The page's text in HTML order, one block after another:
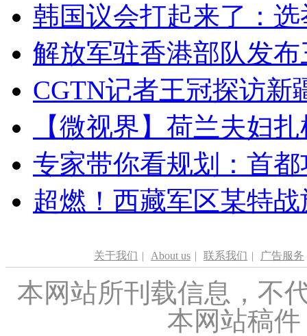
韩国议会打起来了：
解放军驻香港部队发
CGTN记者王冠探访新
【微视界】荷兰夫妇
专家带你看规划：首
超燃！西藏军区某特
关于我们 | About us | 联系我们 | 广告服务
本网站所刊载信息，不
本网站稿